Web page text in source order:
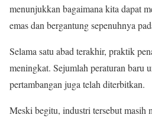
menunjukkan bagaimana kita dapat
emas dan bergantung sepenuhnya
Selama satu abad terakhir, praktik
meningkat. Sejumlah peraturan baru
pertambangan juga telah diterbitkan.
Meski begitu, industri tersebut masih